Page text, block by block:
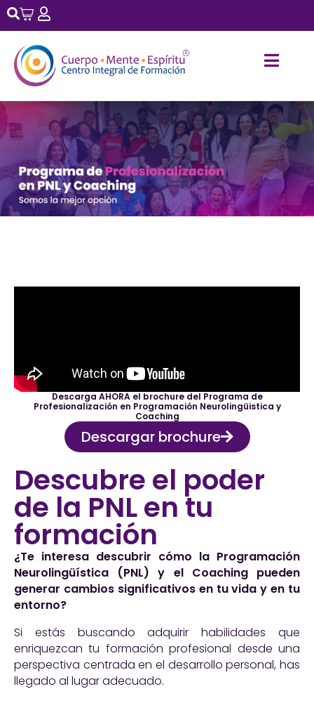
Descarga AHORA el brochure del Programa de
Profesionalización en Programación Neurolingüistica y
Coaching
Descargar brochure
Descubre el poder
de la PNL en tu
formación
¿Te interesa descubrir cómo la Programación
Neurolingüística (PNL) y el Coaching pueden
generar cambios significativos en tu vida y en tu
entorno?
Si estás buscando adquirir habilidades que
enriquezcan tu formación profesional desde una
perspectiva centrada en el desarrollo personal, has
llegado al lugar adecuado.